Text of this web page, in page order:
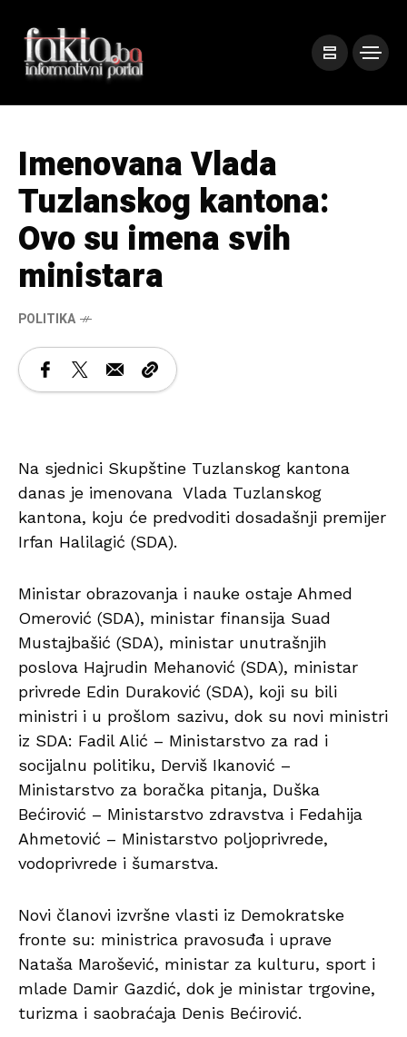
Imenovana Vlada
Tuzlanskog kantona:
Ovo su imena svih
ministara
POLITIKA
Na sjednici Skupštine Tuzlanskog kantona
danas je imenovana Vlada Tuzlanskog
kantona, koju će predvoditi dosadašnji premijer
Irfan Halilagić (SDA).
Ministar obrazovanja i nauke ostaje Ahmed
Omerović (SDA), ministar finansija Suad
Mustajbašić (SDA), ministar unutrašnjih
poslova Hajrudin Mehanović (SDA), ministar
privrede Edin Duraković (SDA), koji su bili
ministri i u prošlom sazivu, dok su novi ministri
iz SDA: Fadil Alić – Ministarstvo za rad i
socijalnu politiku, Derviš Ikanović –
Ministarstvo za boračka pitanja, Duška
Bećirović – Ministarstvo zdravstva i Fedahija
Ahmetović – Ministarstvo poljoprivrede,
vodoprivrede i šumarstva.
Novi članovi izvršne vlasti iz Demokratske
fronte su: ministrica pravosuđa i uprave
Nataša Marošević, ministar za kulturu, sport i
mlade Damir Gazdić, dok je ministar trgovine,
turizma i saobraćaja Denis Bećirović.